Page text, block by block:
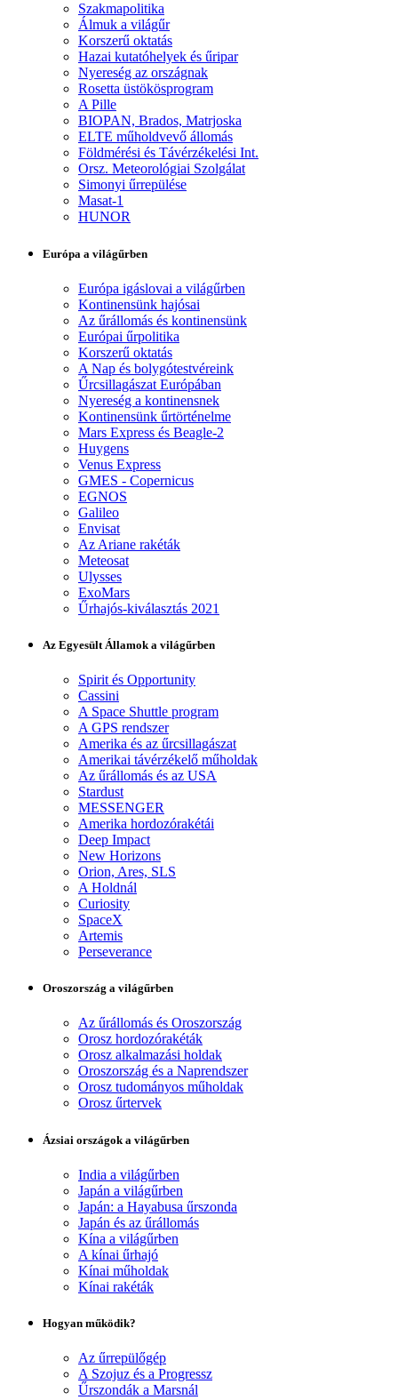
Szakmapolitika
Álmuk a világűr
Korszerű oktatás
Hazai kutatóhelyek és űripar
Nyereség az országnak
Rosetta üstökösprogram
A Pille
BIOPAN, Brados, Matrjoska
ELTE műholdvevő állomás
Földmérési és Távérzékelési Int.
Orsz. Meteorológiai Szolgálat
Simonyi űrrepülése
Masat-1
HUNOR
Európa a világűrben
Európa igáslovai a világűrben
Kontinensünk hajósai
Az űrállomás és kontinensünk
Európai űrpolitika
Korszerű oktatás
A Nap és bolygótestvéreink
Űrcsillagászat Európában
Nyereség a kontinensnek
Kontinensünk űrtörténelme
Mars Express és Beagle-2
Huygens
Venus Express
GMES - Copernicus
EGNOS
Galileo
Envisat
Az Ariane rakéták
Meteosat
Ulysses
ExoMars
Űrhajós-kiválasztás 2021
Az Egyesült Államok a világűrben
Spirit és Opportunity
Cassini
A Space Shuttle program
A GPS rendszer
Amerika és az űrcsillagászat
Amerikai távérzékelő műholdak
Az űrállomás és az USA
Stardust
MESSENGER
Amerika hordozórakétái
Deep Impact
New Horizons
Orion, Ares, SLS
A Holdnál
Curiosity
SpaceX
Artemis
Perseverance
Oroszország a világűrben
Az űrállomás és Oroszország
Orosz hordozórakéták
Orosz alkalmazási holdak
Oroszország és a Naprendszer
Orosz tudományos műholdak
Orosz űrtervek
Ázsiai országok a világűrben
India a világűrben
Japán a világűrben
Japán: a Hayabusa űrszonda
Japán és az űrállomás
Kína a világűrben
A kínai űrhajó
Kínai műholdak
Kínai rakéták
Hogyan működik?
Az űrrepülőgép
A Szojuz és a Progressz
Űrszondák a Marsnál